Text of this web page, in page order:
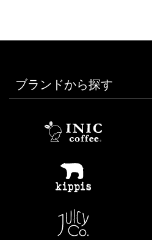
ブランドから探す